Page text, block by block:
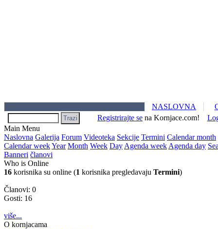
NASLOVNA
Registrirajte se na Kornjace.com!
Main Menu
Naslovna Galerija Forum Videoteka Sekcije Termini Calendar month
Calendar weekYear Month Week Day Agenda week Agenda day
Banneri članovi
Who is Online
16 korisnika su online (1 korisnika pregledavaju Termini)
Članovi: 0
Gosti: 16
više...
O kornjacama